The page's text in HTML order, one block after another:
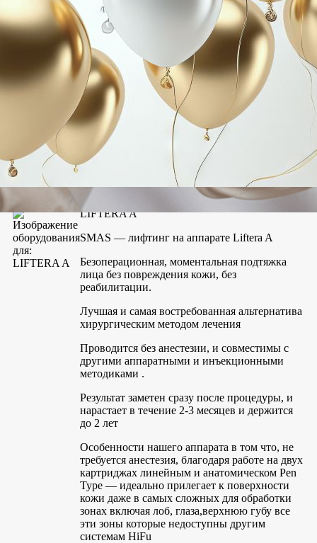
Европейские технологии
В нашей клинике используются
новейшие технологии на современном оборудовании —
подробнее
LIFTERA A
SMAS — лифтинг на аппарате Liftera A
Безоперационная, моментальная подтяжка
лица без повреждения кожи, без
реабилитации.
Лучшая и самая востребованная альтернатива
хирургическим методом лечения
Проводится без анестезии, и совместимы с
другими аппаратными и инъекционными
методиками .
Результат заметен сразу после процедуры, и
нарастает в течение 2-3 месяцев и держится
до 2 лет
Особенности нашего аппарата в том что, не
требуется анестезия, благодаря работе на двух
картриджах линейным и анатомическом Pen
Type — идеально прилегает к поверхности
кожи даже в самых сложных для обработки
зонах включая лоб, глаза,верхнюю губу все
эти зоны которые недоступны другим
системам HiFu